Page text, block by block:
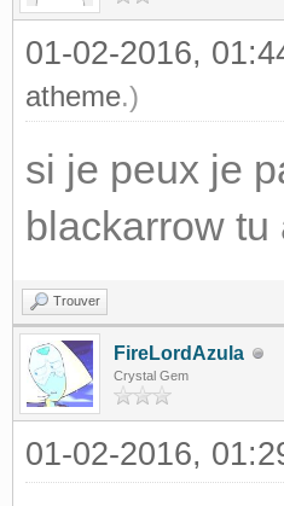
01-02-2016,
atheme.)
si je peux je
blackarrow
Trouver
FireLordAzula
Crystal Gem
01-02-2016,